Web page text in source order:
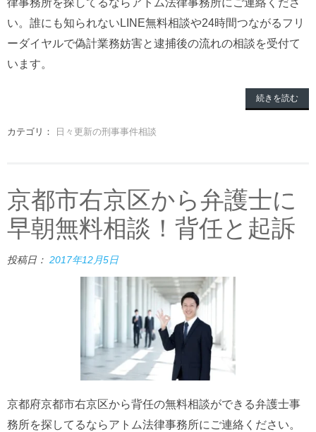
い。誰にも知られないLINE無料相談や24時間つながるフリ
ーダイヤルで偽計業務妨害と逮捕後の流れの相談を受付て
います。
続きを読む
カテゴリ： 日々更新の刑事事件相談
京都市右京区から弁護士に
早朝無料相談！背任と起訴
投稿日： 2017年12月5日
京都府京都市右京区から背任の無料相談ができる弁護士事
務所を探してるならアトム法律事務所にご連絡ください。